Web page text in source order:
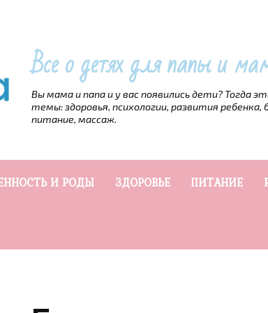
Все о детях для папы и
Вы мама и папа и у вас появились дети? Тогда
темы: здоровья, психологии, развития
питание, массаж.
И РОДЫ ЗДОРОВЬЕ ПИТАНИЕ